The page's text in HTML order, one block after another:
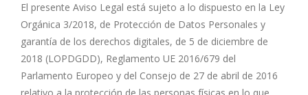
El presente Aviso Legal está sujeto a lo dispuesto en la Ley
Orgánica 3/2018, de Protección de Datos Personales y
garantía de los derechos digitales, de 5 de diciembre de
2018 (LOPDGDD), Reglamento UE 2016/679 del
Parlamento Europeo y del Consejo de 27 de abril de 2016